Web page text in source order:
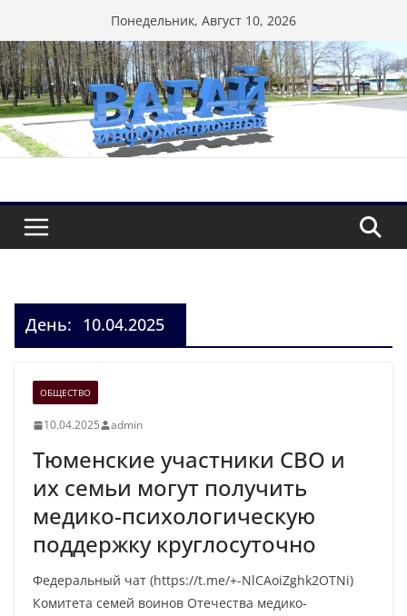
к
содержимому
Понедельник, Август 10, 2026
День: 10.04.2025
ОБЩЕСТВО
10.04.2025 admin
Тюменские участники СВО и
их семьи могут получить
медико-психологическую
поддержку круглосуточно
Федеральный чат (https://t.me/+-NlCAoiZghk2OTNi)
Комитета семей воинов Отечества медико-